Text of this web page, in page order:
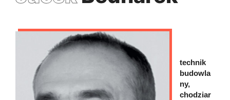
technik
budowla
ny,
chodziar